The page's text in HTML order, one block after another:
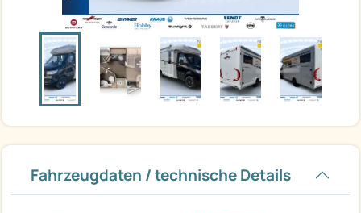
Fahrzeugdaten / technische Details